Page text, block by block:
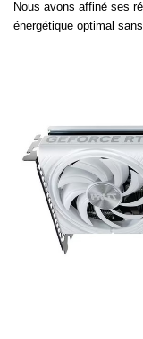
Nous avons affiné ses
énergétique optimal